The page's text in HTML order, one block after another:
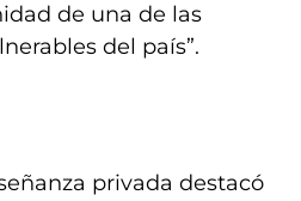
de una de las
del país”.
privada destacó